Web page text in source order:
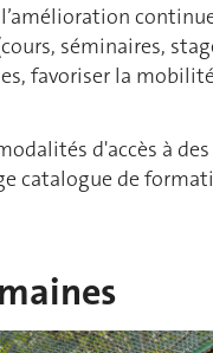
séminaires,
favoriser la
d'accès à
catalogue de